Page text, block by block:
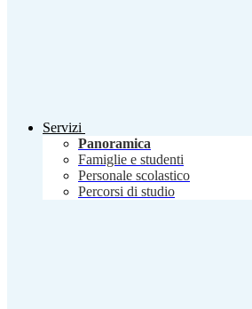
Servizi
Panoramica
Famiglie e studenti
Personale scolastico
Percorsi di studio